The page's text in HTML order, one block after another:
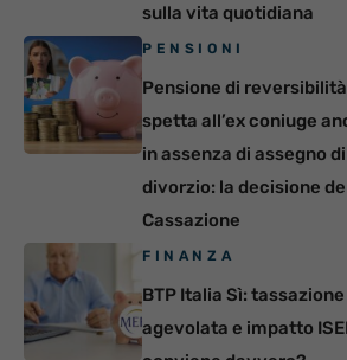
sulla vita quotidiana
PENSIONI
Pensione di reversibilità
spetta all’ex coniuge
in assenza di assegno di
divorzio: la decisione
Cassazione
FINANZA
BTP Italia Sì: tassazione
agevolata e impatto